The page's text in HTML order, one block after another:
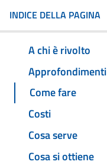
INDICE DELLA PAGINA
A chi è rivolto
Approfondimenti
Come fare
Costi
Cosa serve
Cosa si ottiene